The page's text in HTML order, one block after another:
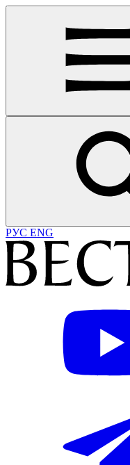
РУС ENG